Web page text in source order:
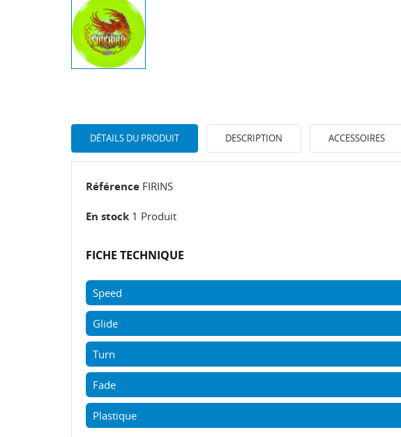
DÉTAILS DU PRODUIT DESCRIPTION ACCESSOIRES
Référence FIRINS
En stock 1 Produit
FICHE TECHNIQUE
Speed
Glide
Turn
Fade
Plastique